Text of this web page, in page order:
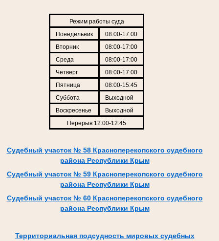
Режим работы суда
Понедельник
08:00-17:00
Вторник
08:00-17:00
Среда
08:00-17:00
Четверг
08:00-17:00
Пятница
08:00-15:45
Суббота
Выходной
Воскресенье
Выходной
Перерыв 12:00-12:45
Судебный участок № 58 Красноперекопского судебного
района Республики Крым
Судебный участок № 59 Красноперекопского судебного
района Республики Крым
Судебный участок № 60 Красноперекопского судебного
района Республики Крым
Территориальная подсудность мировых судебных